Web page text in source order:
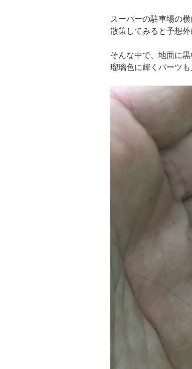
スーパーの駐車場の
散策してみると予想
そんな中で、地面に
瑠璃色に輝くパーツ